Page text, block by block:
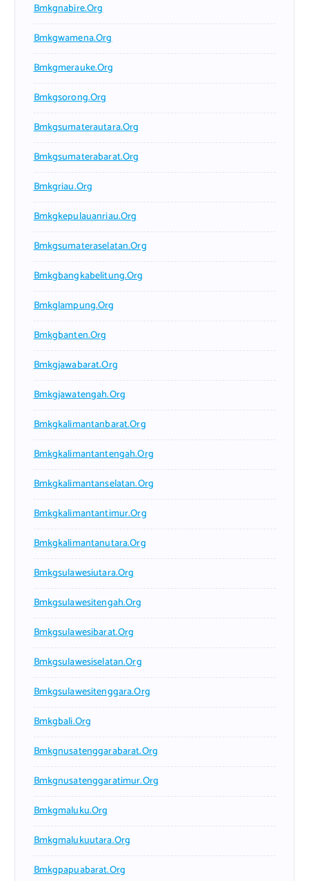
Bmkgnabire.org
Bmkgwamena.org
Bmkgmerauke.org
Bmkgsorong.org
Bmkgsumaterautara.org
Bmkgsumaterabarat.org
Bmkgriau.org
Bmkgkepulauanriau.org
Bmkgsumateraselatan.org
Bmkgbangkabelitung.org
Bmkglampung.org
Bmkgbanten.org
Bmkgjawabarat.org
Bmkgjawatengah.org
Bmkgkalimantanbarat.org
Bmkgkalimantantengah.org
Bmkgkalimantanselatan.org
Bmkgkalimantantimur.org
Bmkgkalimantanutara.org
Bmkgsulawesiutara.org
Bmkgsulawesitengah.org
Bmkgsulawesibarat.org
Bmkgsulawesiselatan.org
Bmkgsulawesitenggara.org
Bmkgbali.org
Bmkgnusatenggarabarat.org
Bmkgnusatenggaratimur.org
Bmkgmaluku.org
Bmkgmalukuutara.org
Bmkgpapuabarat.org